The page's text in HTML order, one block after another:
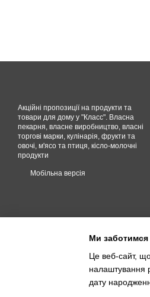
Акційні пропозиції на продукти та
товари для дому у "Класс". Власна
пекарня, власне виробництво, власні
торгові марки, кулінарія, фрукти та
овочі, м'ясо та птиця, кісло-молочні
продукти
Мобільна версія
Ми заботимся
Це веб-сайт,
налаштування
дату